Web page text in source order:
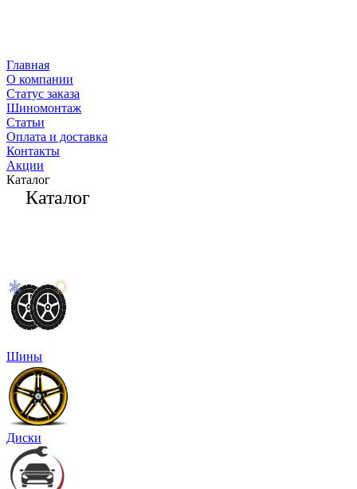
Главная
О компании
Статус заказа
Шиномонтаж
Статьи
Оплата и доставка
Контакты
Акции
Каталог
Каталог
Шины
Диски